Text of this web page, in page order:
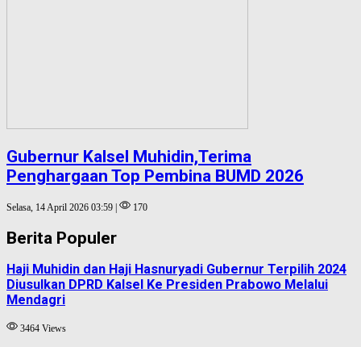
Gubernur Kalsel Muhidin,Terima
Penghargaan Top Pembina BUMD 2026
Selasa, 14 April 2026 03:59 | 170
Berita Populer
Haji Muhidin dan Haji Hasnuryadi Gubernur Terpilih 2024
Diusulkan DPRD Kalsel Ke Presiden Prabowo Melalui
Mendagri
3464 Views